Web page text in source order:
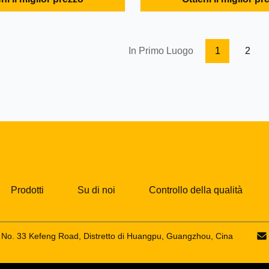
1PC Delivery: 1-3 days for
days for non-stocks
Guangzhou or As Request
In Primo Luogo 1 2
Prodotti Su di noi Controllo della qualità
33 Kefeng Road, Distretto di Huangpu, Guangzhou, Cina